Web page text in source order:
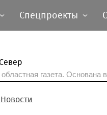
Спецпроекты
газета. Основана
Новости